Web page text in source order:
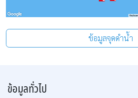
ข้อมูลจุดดำน้ำ
ข้อมูลทั่วไป